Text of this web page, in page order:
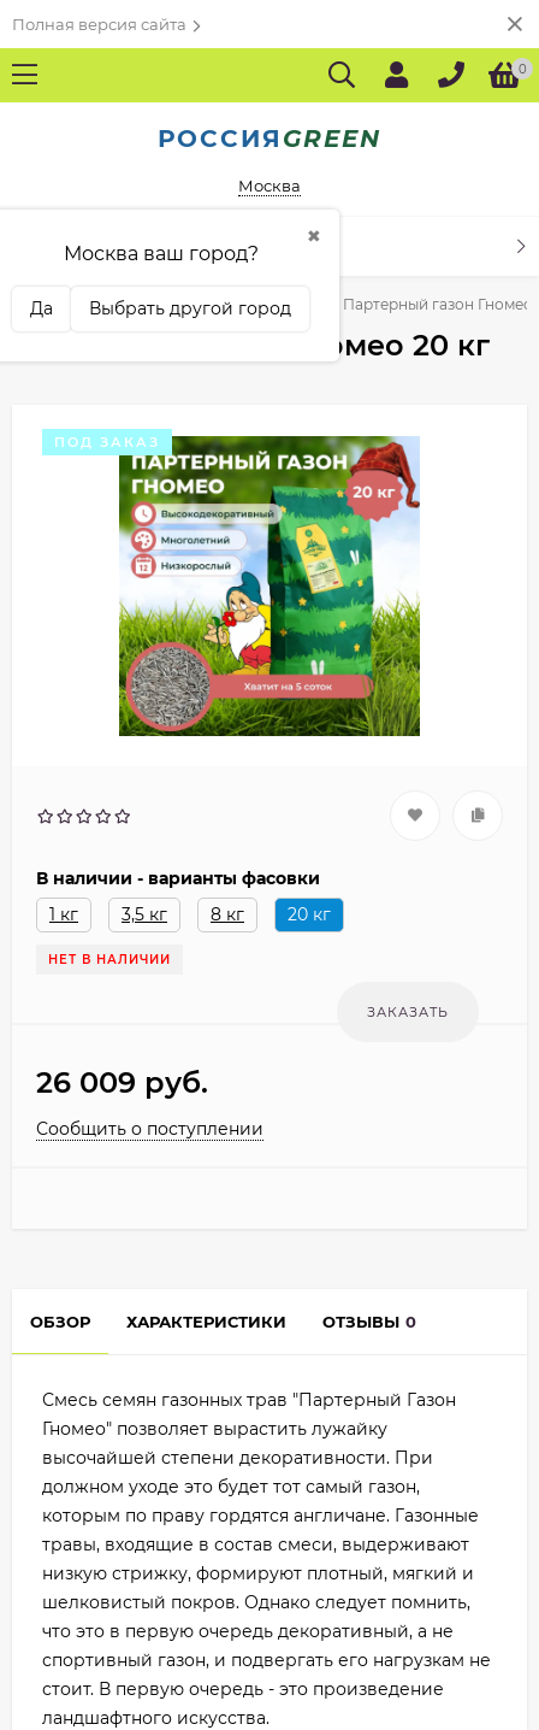
Полная версия сайта
0
РОССИЯ GREEN
Москва
✖
Москва ваш город?
Да Выбрать другой город
КАТАЛОГ ТОВАРОВ
Газонные травы по производителям Партерный газон Гномео
Партерный газон Гномео 20 кг
ПОД ЗАКАЗ
В наличии - варианты фасовки
1 кг
3,5 кг 8 кг 20 кг
НЕТ В НАЛИЧИИ
26 009 руб.
Сообщить о поступлении
ОБЗОР ХАРАКТЕРИСТИКИ ОТЗЫВЫ 0
Смесь семян газонных трав "Партерный Газон
Гномео" позволяет вырастить лужайку
высочайшей степени декоративности. При
должном уходе это будет тот самый газон,
которым по праву гордятся англичане. Газонные
травы, входящие в состав смеси, выдерживают
низкую стрижку, формируют плотный, мягкий и
шелковистый покров. Однако следует помнить,
что это в первую очередь декоративный, а не
спортивный газон, и подвергать его нагрузкам не
стоит. В первую очередь - это произведение
ландшафтного искусства.